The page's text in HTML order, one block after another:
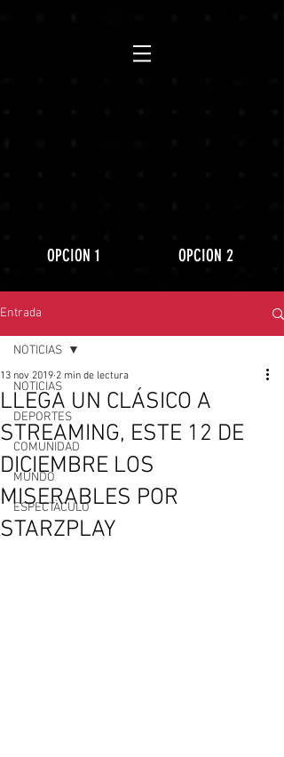
OPCION 1 OPCION 2
Entrada
NOTICIAS
DEPORTES
COMUNIDAD
MUNDO
ESPECTÀCULO
NOTICIAS
LLEGA UN CLÁSICO A
STREAMING, ESTE 12 DE
DICIEMBRE LOS
MISERABLES POR
STARZPLAY
13 nov 2019 2 min de lectura